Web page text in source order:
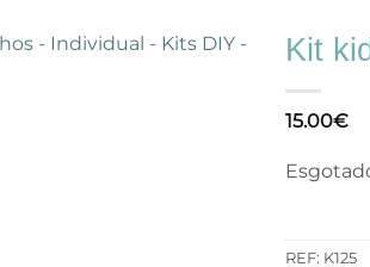
Kit
15.00€
REF: K125